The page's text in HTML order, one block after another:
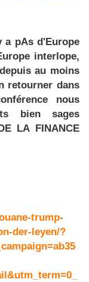
pAs d'Europe
interlope,
au moins
retourner dans
nous
bien sages
LA FINANCE
trump-
der-leyen/?